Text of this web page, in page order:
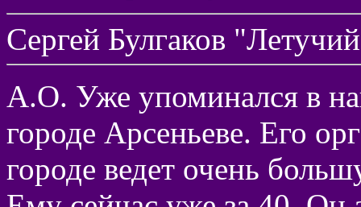
Сергей Булгаков
А.О. Уже упоминался в
городе Арсеньеве. Его
городе ведет очень